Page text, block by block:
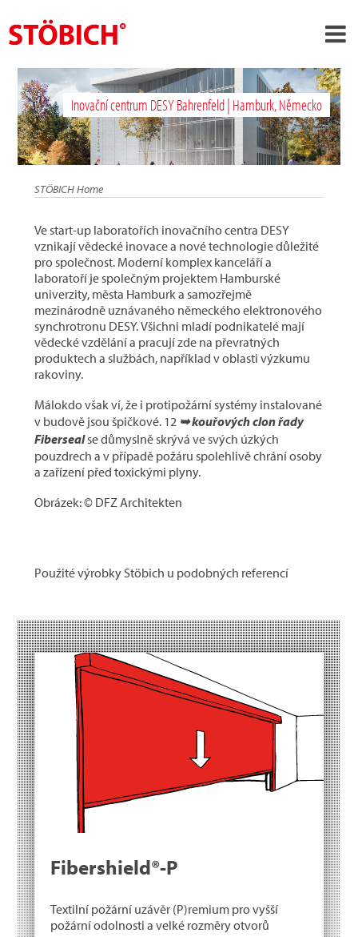
›
CS
›
O nás
›
Rešení
Zprávy
Kontakt
Inovační centrum DESY Bahrenfeld | Hamburk, Německo
STÖBICH Home
Ve start-up laboratořích inovačního centra DESY
vznikají vědecké inovace a nové technologie důležité
pro společnost. Moderní komplex kanceláří a
laboratoří je společným projektem Hamburské
univerzity, města Hamburk a samozřejmě
mezinárodně uznávaného německého elektronového
synchrotronu DESY. Všichni mladí podnikatelé mají
vědecké vzdělání a pracují zde na převratných
produktech a službách, například v oblasti výzkumu
rakoviny.
Málokdo však ví, že i protipožární systémy instalované
v budově jsou špičkové. 12 ➥ kouřových clon řady
Fibersealse důmyslně skrývá ve svých úzkých
pouzdrech a v případě požáru spolehlivě chrání osoby
a zařízení před toxickými plyny.
Obrázek: © DFZ Architekten
Použité výrobky Stöbich u podobných referencí
Fibershield®-P
Textilní požární uzávěr (P)remium pro vyšší
požární odolnosti a velké rozměry otvorů